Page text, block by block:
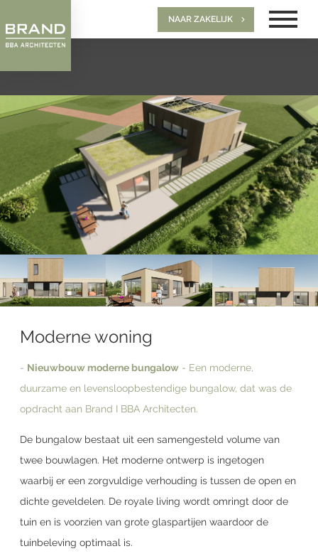
NAAR ZAKELIJK
Moderne woning
- Nieuwbouw moderne bungalow - Een moderne,
duurzame en levensloopbestendige bungalow, dat was de
opdracht aan Brand I BBA Architecten.
De bungalow bestaat uit een samengesteld volume van
twee bouwlagen. Het moderne ontwerp is ingetogen
waarbij er een zorgvuldige verhouding is tussen de open en
dichte geveldelen. De royale living wordt omringt door de
tuin en is voorzien van grote glaspartijen waardoor de
tuinbeleving optimaal is.